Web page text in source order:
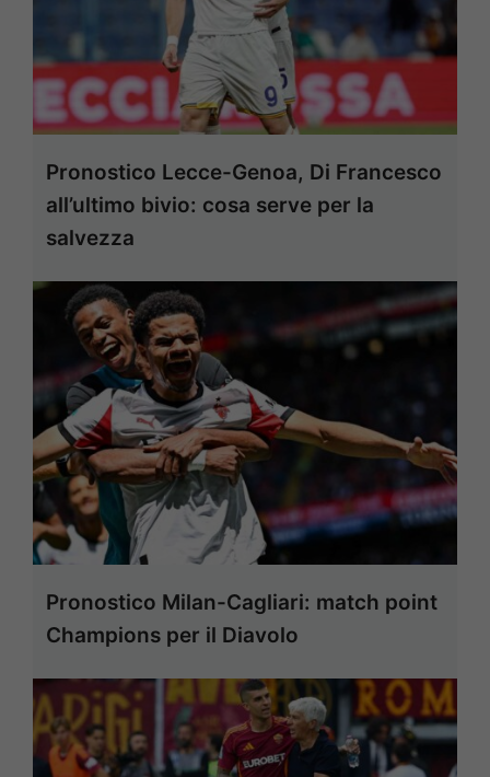
Pronostico Lecce-Genoa, Di Francesco
all’ultimo bivio: cosa serve per la
salvezza
Pronostico Milan-Cagliari: match point
Champions per il Diavolo